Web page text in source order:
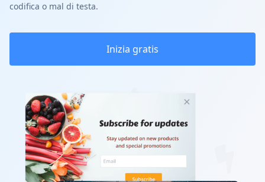
codifica o mal di testa.
Inizia gratis